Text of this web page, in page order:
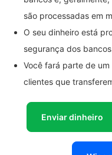
são processadas em
O seu dinheiro está
segurança dos
Você fará parte de
clientes que
Enviar dinheiro